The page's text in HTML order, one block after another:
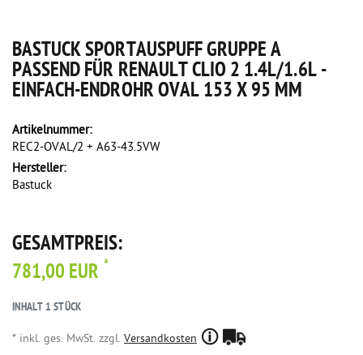
BASTUCK SPORTAUSPUFF GRUPPE A
PASSEND FÜR RENAULT CLIO 2 1.4L/1.6L -
EINFACH-ENDROHR OVAL 153 X 95 MM
Artikelnummer:
REC2-OVAL/2 + A63-43.5VW
Hersteller:
Bastuck
GESAMTPREIS:
781,00 EUR *
INHALT 1STÜCK
* inkl. ges. MwSt. zzgl. Versandkosten